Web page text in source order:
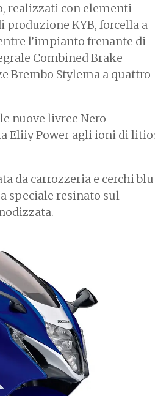
realizzati con elementi
KYB, forcella a
l’impianto frenante di
Combined Brake
Brembo Stylema a quattro
nuove livree Nero
Eliiy Power agli ioni di litio:
da carrozzeria e cerchi blu
speciale resinato sul